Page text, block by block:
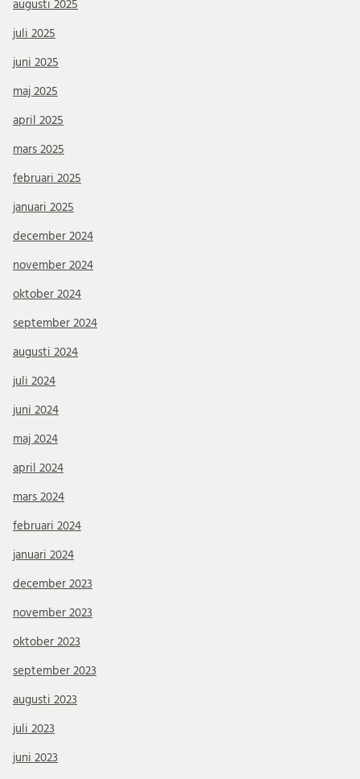
augusti 2025
juli 2025
juni 2025
maj 2025
april 2025
mars 2025
februari 2025
januari 2025
december 2024
november 2024
oktober 2024
september 2024
augusti 2024
juli 2024
juni 2024
maj 2024
april 2024
mars 2024
februari 2024
januari 2024
december 2023
november 2023
oktober 2023
september 2023
augusti 2023
juli 2023
juni 2023